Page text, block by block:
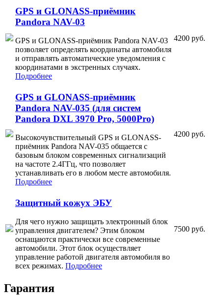
GPS и GLONASS-приёмник
Pandora NAV-03
GPS и GLONASS-приёмник Pandora NAV-03
позволяет определять координаты автомобиля
и отправлять автоматические уведомления с
координатами в экстренных случаях.
Подробнее
4200 руб.
GPS и GLONASS-приёмник
Pandora NAV-035 (для систем
Pandora DXL 3970 Pro, 5000Pro)
Высокочувствительный GPS и GLONASS-
приёмник Pandora NAV-035 общается с
базовым блоком современных сигнализаций
на частоте 2.4ГГц, что позволяет
устанавливать его в любом месте автомобиля.
Подробнее
4200 руб.
Защитный кожух ЭБУ
Для чего нужно защищать электронный блок
управления двигателем? Этим блоком
оснащаются практически все современные
автомобили. Этот блок осуществляет
управление работой двигателя автомобиля во
всех режимах. Подробнее
7500 руб.
Гарантия